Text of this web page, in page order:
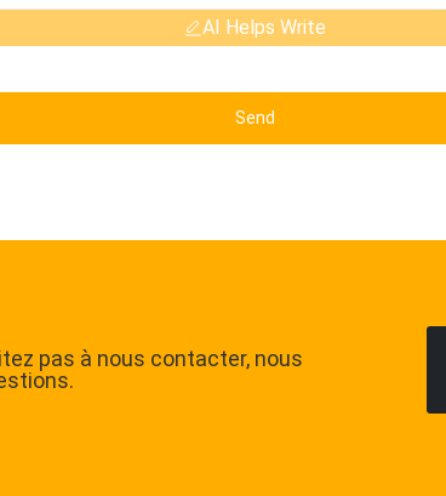
AI Helps Write
Send
pas à nous contacter, nous